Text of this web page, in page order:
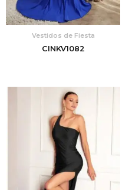
Vestidos de Fiesta
CINKV1082